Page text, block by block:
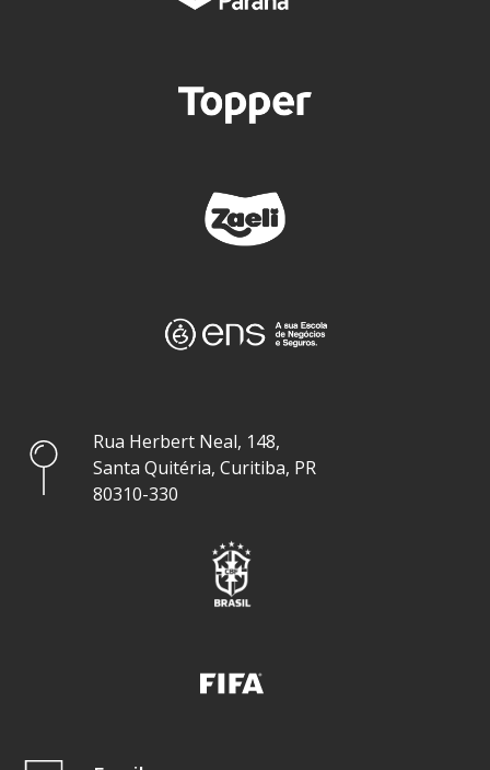
Rua Herbert Neal, 148,
Santa Quitéria, Curitiba, PR
80310-330